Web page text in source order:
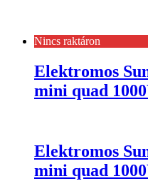
Nincs raktáron
Elektromos
mini quad
Elektromos
mini quad